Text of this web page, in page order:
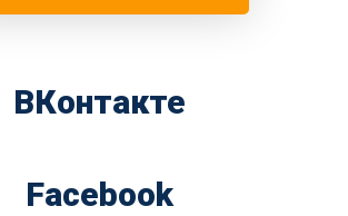
ВКонтакте
Facebook